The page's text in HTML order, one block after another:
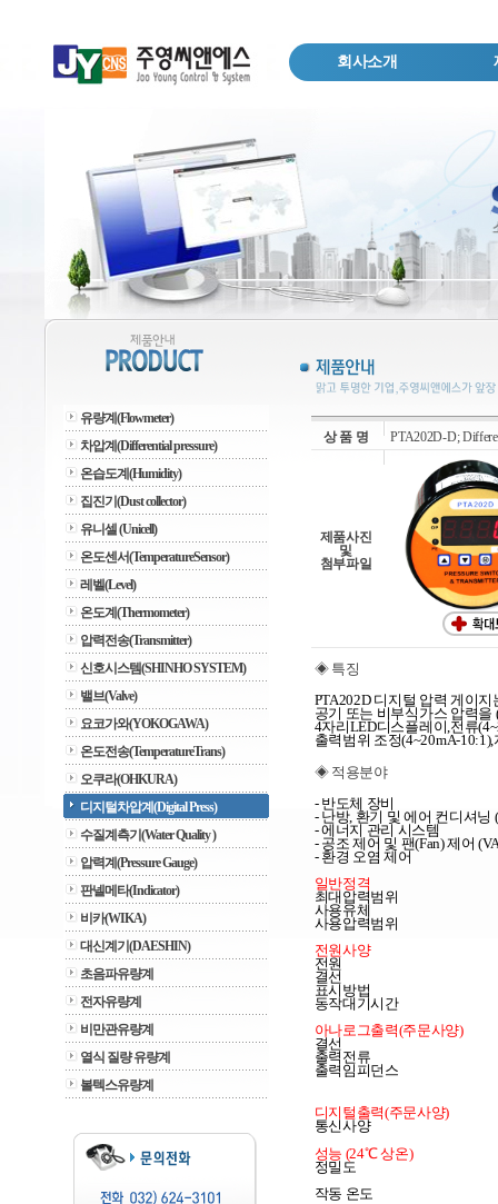
회사소개
유량계(Flowmeter)
차압계(Differential pressure)
온습도계(Humidity)
집진기(Dust collector)
유니셀 (Unicell)
온도센서(TemperatureSensor)
레벨(Level)
온도계(Thermometer)
압력전송(Transmitter)
신호시스템(SHINHO SYSTEM)
밸브(Valve)
요코가와(YOKOGAWA)
온도전송(TemperatureTrans)
오쿠라(OHKURA)
디지털차압계(Digital Press)
수질계측기(Water Quality )
압력계(Pressure Gauge)
판넬메타(Indicator)
비카(WIKA)
대신계기(DAESHIN)
초음파유량계
전자유량계
비만관유량계
열식 질량 유량계
볼텍스유량계
상 품 명 PTA202D-D;
제품사진
및
첨부파일
◈ 특징
PTA202D 디지털 압력 게이
공기 또는 비부식가스 압력
4자리LED디스플레이,전류
출력범위 조정(4~20mA-
◈ 적용분야
- 반도체 장비
- 난방, 환기 및 에어 컨디셔닝
- 에너지 관리 시스템
- 공조 제어 및 팬(Fan) 제어
- 환경 오염 제어
일반정격
최대압력범위
사용유체
사용압력범위
전원사양
전원
결선
표시방법
동작대기시간
아나로그출력(주문사양)
결선
출력전류
출력임피던스
디지털출력(주문사양)
통신사양
성능 (24℃ 상온)
정밀도
±0.25%(
작동 온도